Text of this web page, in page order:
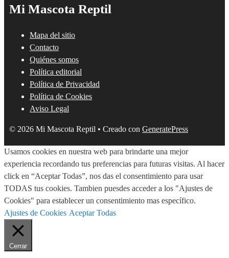
Mi Mascota Reptil
Mapa del sitio
Contacto
Quiénes somos
Política editorial
Política de Privacidad
Política de Cookies
Aviso Legal
© 2026 Mi Mascota Reptil • Creado con GeneratePress
Usamos cookies en nuestra web para brindarte una mejor
experiencia recordando tus preferencias para futuras visitas. Al hacer
click en “Aceptar Todas”, nos das el consentimiento para usar
TODAS tus cookies. Tambien puesdes acceder a los "Ajustes de
Cookies" para establecer un consentimiento mas específico.
Ajustes de Cookies Aceptar Todas
Cerrar